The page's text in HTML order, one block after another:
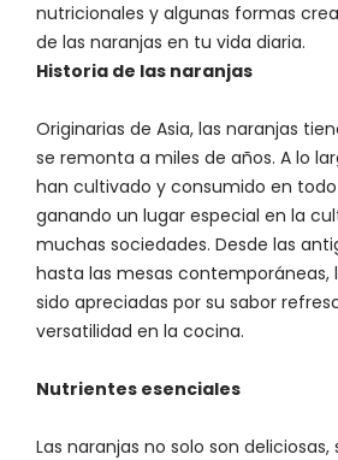
nutricionales y algunas formas
de las naranjas en tu vida diaria.
Historia de las naranjas
Originarias de Asia, las naranjas
se remonta a miles de años. A lo
han cultivado y consumido en
ganando un lugar especial en la
muchas sociedades. Desde las
hasta las mesas contemporáneas,
sido apreciadas por su sabor
versatilidad en la cocina.
Nutrientes esenciales
Las naranjas no solo son